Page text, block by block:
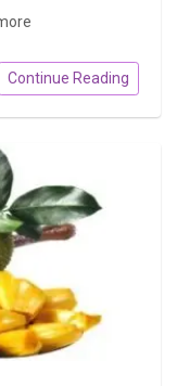
Continue Reading